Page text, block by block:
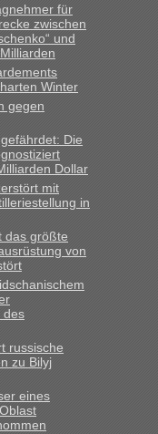
dass das privat ist
das nicht
nicht neu sollte es
richtig bin mit meiner
mit gebrauchter
Ukraine
welchem
Ukraine geht es am
geplant am Montag
gegen 5 Uhr in der
bis zur Grenze. Nur
An welchem
Ukraine geht es am
für
zwischen
und
Winter
gegen
Die
Dollar
mit
in
das größte
von
des
russische
zu Bilyj
eines